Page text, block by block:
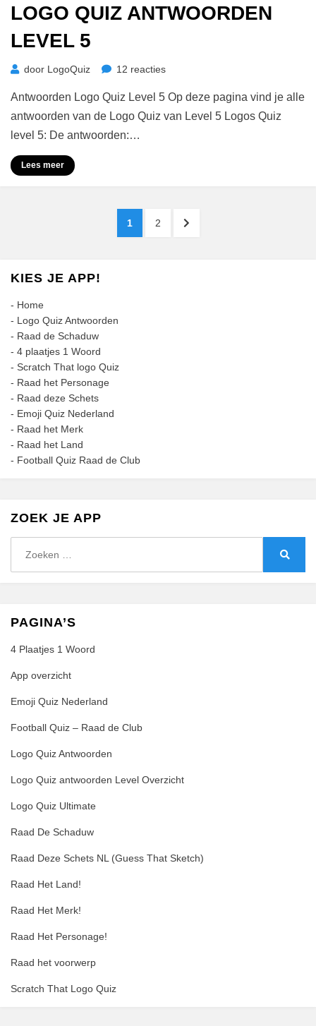
LOGO QUIZ ANTWOORDEN
LEVEL 5
door LogoQuiz 12 reactiesop
Quiz
Antwoorden
Antwoorden Logo Quiz Level 5 Op deze pagina vind je alle
antwoorden van de Logo Quiz van Level 5 Logos Quiz
level 5: De antwoorden:…
Lees meer
PAGINA
1 PAGINA
2
VOLGENDE
KIES JE APP!
- Home
- Logo Quiz Antwoorden
- Raad de Schaduw
- 4 plaatjes 1 Woord
- Scratch That logo Quiz
- Raad het Personage
- Raad deze Schets
- Emoji Quiz Nederland
- Raad het Merk
- Raad het Land
- Football Quiz Raad de Club
ZOEK JE APP
naar:
PAGINA’S
4 Plaatjes 1 Woord
App overzicht
Emoji Quiz Nederland
Football Quiz – Raad de Club
Logo Quiz Antwoorden
Logo Quiz antwoorden Level Overzicht
Logo Quiz Ultimate
Raad De Schaduw
Raad Deze Schets NL (Guess That Sketch)
Raad Het Land!
Raad Het Merk!
Raad Het Personage!
Raad het voorwerp
Scratch That Logo Quiz